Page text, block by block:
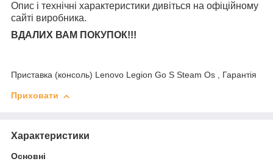
Опис і технічні характеристики дивіться на офіційному
сайті виробника.
ВДАЛИХ ВАМ ПОКУПОК!!!
Приставка (консоль) Lenovo Legion Go S Steam Os , Гарантія
Приховати
Характеристики
Основні